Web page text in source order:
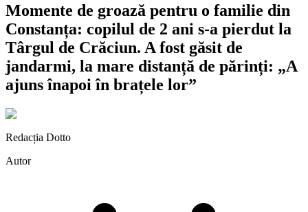
Momente de groază pentru o familie din
Constanța: copilul de 2 ani s-a pierdut la
Târgul de Crăciun. A fost găsit de
jandarmi, la mare distanță de părinți: „A
ajuns înapoi în brațele lor”
Redacția Dotto
Autor